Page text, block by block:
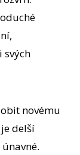
svých
novému
delší